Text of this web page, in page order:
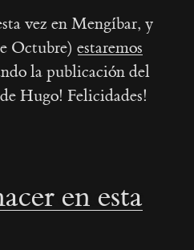
vez en Mengíbar, y
Octubre) estaremos
la publicación del
Hugo! Felicidades!
en esta